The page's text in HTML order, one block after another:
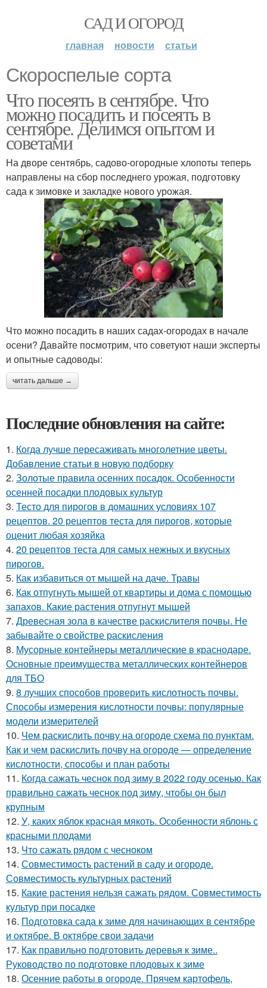
САД И ОГОРОД
главная новости статьи
Скороспелые сорта
Что посеять в сентябре. Что
можно посадить и посеять в
сентябре. Делимся опытом и
советами
На дворе сентябрь, садово-огородные хлопоты теперь
направлены на сбор последнего урожая, подготовку
сада к зимовке и закладке нового урожая.
Что можно посадить в наших садах-огородах в начале
осени? Давайте посмотрим, что советуют наши эксперты
и опытные садоводы:
читать дальше →
Последние обновления на сайте:
1. Когда лучше пересаживать многолетние цветы.
Добавление статьи в новую подборку
2. Золотые правила осенних посадок. Особенности
осенней посадки плодовых культур
3. Тесто для пирогов в домашних условиях 107
рецептов. 20 рецептов теста для пирогов, которые
оценит любая хозяйка
4. 20 рецептов теста для самых нежных и вкусных
пирогов.
5. Как избавиться от мышей на даче. Травы
6. Как отпугнуть мышей от квартиры и дома с помощью
запахов. Какие растения отпугнут мышей
7. Древесная зола в качестве раскислителя почвы. Не
забывайте о свойстве раскисления
8. Мусорные контейнеры металлические в краснодаре.
Основные преимущества металлических контейнеров
для ТБО
9. 8 лучших способов проверить кислотность почвы.
Способы измерения кислотности почвы: популярные
модели измерителей
10. Чем раскислить почву на огороде схема по пунктам.
Как и чем раскислить почву на огороде — определение
кислотности, способы и план работы
11. Когда сажать чеснок под зиму в 2022 году осенью. Как
правильно сажать чеснок под зиму, чтобы он был
крупным
12. У, каких яблок красная мякоть. Особенности яблонь с
красными плодами
13. Что сажать рядом с чесноком
14. Совместимость растений в саду и огороде.
Совместимость культурных растений
15. Какие растения нельзя сажать рядом. Совместимость
культур при посадке
16. Подготовка сада к зиме для начинающих в сентябре
и октябре. В октябре свои задачи
17. Как правильно подготовить деревья к зиме..
Руководство по подготовке плодовых к зиме
18. Осенние работы в огороде. Прячем картофель,